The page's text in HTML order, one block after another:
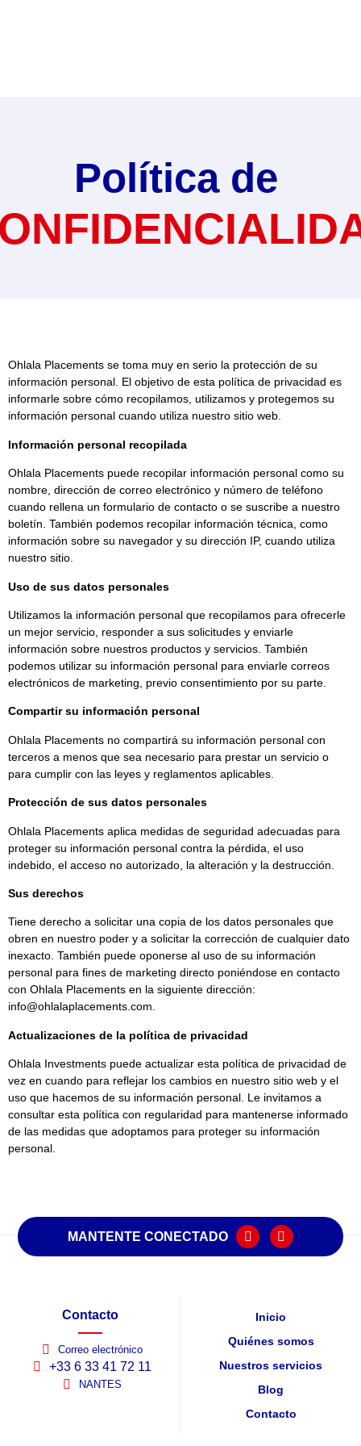
Política de
Ohlala Placements se toma muy en serio la protección de su
información personal. El objetivo de esta política de privacidad es
informarle sobre cómo recopilamos, utilizamos y protegemos su
información personal cuando utiliza nuestro sitio web.
Información personal recopilada
Ohlala Placements puede recopilar información personal como su
nombre, dirección de correo electrónico y número de teléfono
cuando rellena un formulario de contacto o se suscribe a nuestro
boletín. También podemos recopilar información técnica, como
información sobre su navegador y su dirección IP, cuando utiliza
nuestro sitio.
Uso de sus datos personales
Utilizamos la información personal que recopilamos para ofrecerle
un mejor servicio, responder a sus solicitudes y enviarle
información sobre nuestros productos y servicios. También
podemos utilizar su información personal para enviarle correos
electrónicos de marketing, previo consentimiento por su parte.
Compartir su información personal
Ohlala Placements no compartirá su información personal con
terceros a menos que sea necesario para prestar un servicio o
para cumplir con las leyes y reglamentos aplicables.
Protección de sus datos personales
Ohlala Placements aplica medidas de seguridad adecuadas para
proteger su información personal contra la pérdida, el uso
indebido, el acceso no autorizado, la alteración y la destrucción.
Sus derechos
Tiene derecho a solicitar una copia de los datos personales que
obren en nuestro poder y a solicitar la corrección de cualquier dato
inexacto. También puede oponerse al uso de su información
personal para fines de marketing directo poniéndose en contacto
con Ohlala Placements en la siguiente dirección:
info@ohlalaplacements.com.
Actualizaciones de la política de privacidad
Ohlala Investments puede actualizar esta política de privacidad de
vez en cuando para reflejar los cambios en nuestro sitio web y el
uso que hacemos de su información personal. Le invitamos a
consultar esta política con regularidad para mantenerse informado
de las medidas que adoptamos para proteger su información
personal.
MANTENTE CONECTADO
Contacto
Correo electrónico
+33 6 33 41 72 11
NANTES
Inicio
Quiénes somos
Nuestros servicios
Blog
Contacto